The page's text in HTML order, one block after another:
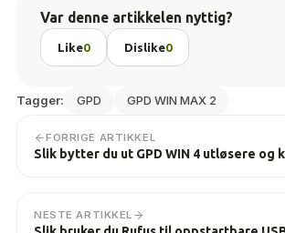
Var denne artikkelen nyttig?
Like0 Dislike0
Tagger: GPD GPD WIN MAX 2
FORRIGE ARTIKKEL
Slik bytter du ut GPD WIN 4 utløsere og
NESTE ARTIKKEL